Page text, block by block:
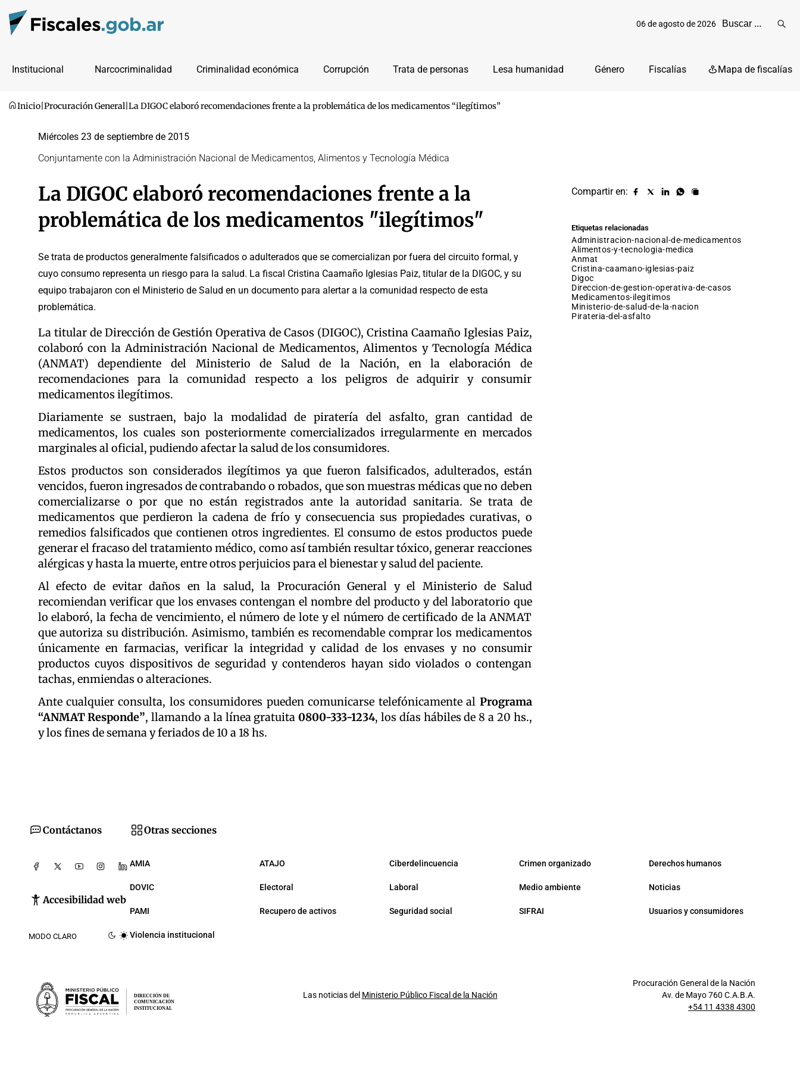
06 de agosto de 2026
Institucional Narcocriminalidad Criminalidad económica Corrupción Trata de personas Lesa humanidad Género Fiscalías Mapa de fiscalías
Inicio Procuración General La DIGOC elaboró recomendaciones frente a la problemática de los medicamentos “ilegítimos”
Miércoles 23 de septiembre de 2015
Conjuntamente con la Administración Nacional de Medicamentos, Alimentos y Tecnología Médica
La DIGOC elaboró recomendaciones frente a la
problemática de los medicamentos "ilegítimos"
Se trata de productos generalmente falsificados o adulterados que se comercializan por fuera del circuito formal, y
cuyo consumo representa un riesgo para la salud. La fiscal Cristina Caamaño Iglesias Paiz, titular de la DIGOC, y su
equipo trabajaron con el Ministerio de Salud en un documento para alertar a la comunidad respecto de esta
problemática.
La titular de Dirección de Gestión Operativa de Casos (DIGOC), Cristina Caamaño Iglesias Paiz,
colaboró con la Administración Nacional de Medicamentos, Alimentos y Tecnología Médica
(ANMAT) dependiente del Ministerio de Salud de la Nación, en la elaboración de
recomendaciones para la comunidad respecto a los peligros de adquirir y consumir
medicamentos ilegítimos.
Diariamente se sustraen, bajo la modalidad de piratería del asfalto, gran cantidad de
medicamentos, los cuales son posteriormente comercializados irregularmente en mercados
marginales al oficial, pudiendo afectar la salud de los consumidores.
Estos productos son considerados ilegítimos ya que fueron falsificados, adulterados, están
vencidos, fueron ingresados de contrabando o robados, que son muestras médicas que no deben
comercializarse o por que no están registrados ante la autoridad sanitaria. Se trata de
medicamentos que perdieron la cadena de frío y consecuencia sus propiedades curativas, o
remedios falsificados que contienen otros ingredientes. El consumo de estos productos puede
generar el fracaso del tratamiento médico, como así también resultar tóxico, generar reacciones
alérgicas y hasta la muerte, entre otros perjuicios para el bienestar y salud del paciente.
Al efecto de evitar daños en la salud, la Procuración General y el Ministerio de Salud
recomiendan verificar que los envases contengan el nombre del producto y del laboratorio que
lo elaboró, la fecha de vencimiento, el número de lote y el número de certificado de la ANMAT
que autoriza su distribución. Asimismo, también es recomendable comprar los medicamentos
únicamente en farmacias, verificar la integridad y calidad de los envases y no consumir
productos cuyos dispositivos de seguridad y contenderos hayan sido violados o contengan
tachas, enmiendas o alteraciones.
Ante cualquier consulta, los consumidores pueden comunicarse telefónicamente al Programa
“ANMAT Responde”, llamando a la línea gratuita0800-333-1234, los días hábiles de 8 a 20 hs.,
y los fines de semana y feriados de 10 a 18 hs.
Compartir en:
Compartir
Compartir
Compartir
Compartir
Copiar
Etiquetas relacionadas
administracion-nacional-de-medicamentos
alimentos-y-tecnologia-medica
anmat
cristina-caamano-iglesias-paiz
digoc
direccion-de-gestion-operativa-de-casos
medicamentos-ilegitimos
ministerio-de-salud-de-la-nacion
pirateria-del-asfalto
Contáctanos
Accesibilidad web
MODO CLARO
Otras secciones
AMIA ATAJO Ciberdelincuencia Crimen organizado Derechos humanos
DOVIC Electoral Laboral Medio ambiente Noticias
PAMI Recupero de activos Seguridad social SIFRAI Usuarios y consumidores
Violencia institucional
DIRECCIÓN DE
COMUNICACIÓN
INSTITUCIONAL
Las noticias del Ministerio Público Fiscal de la Nación
Procuración General de la Nación
Av. de Mayo 760 C.A.B.A.
+54 11 4338 4300